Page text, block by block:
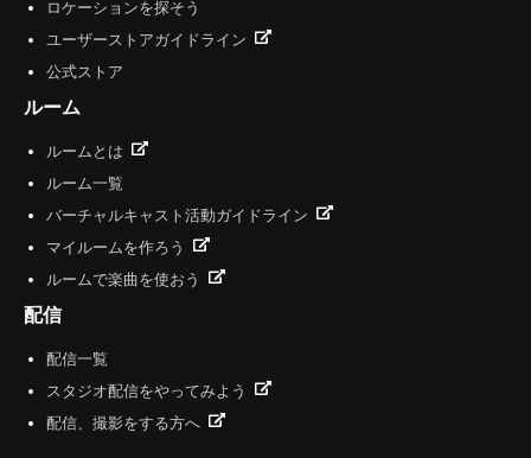
ロケーションを探そう
ユーザーストアガイドライン
公式ストア
ルーム
ルームとは
ルーム一覧
バーチャルキャスト活動ガイドライン
マイルームを作ろう
ルームで楽曲を使おう
配信
配信一覧
スタジオ配信をやってみよう
配信、撮影をする方へ